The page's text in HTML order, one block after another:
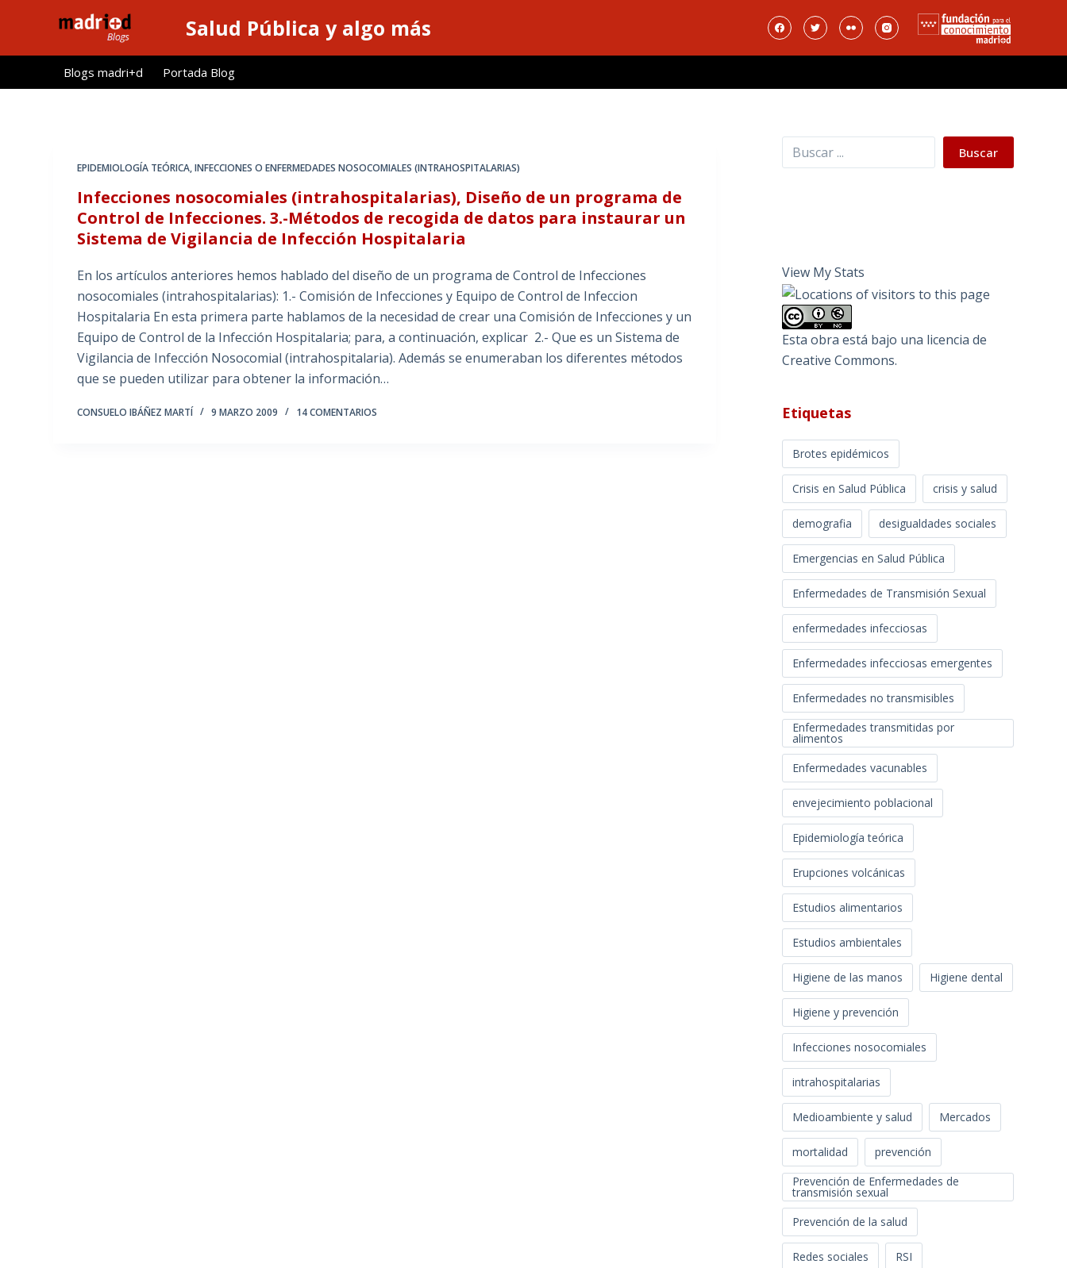
l
Salud Pública y algo más
Blogs madri+d Portada Blog
EPIDEMIOLOGÍA TEÓRICA,INFECCIONES O ENFERMEDADES NOSOCOMIALES (INTRAHOSPITALARIAS)
Infecciones nosocomiales (intrahospitalarias), Diseño de un programa de
Control de Infecciones. 3.-Métodos de recogida de datos para instaurar un
Sistema de Vigilancia de Infección Hospitalaria
En los artículos anteriores hemos hablado del diseño de un programa de Control de Infecciones
nosocomiales (intrahospitalarias): 1.- Comisión de Infecciones y Equipo de Control de Infeccion
Hospitalaria En esta primera parte hablamos de la necesidad de crear una Comisión de Infecciones y un
Equipo de Control de la Infección Hospitalaria; para, a continuación, explicar 2.- Que es un Sistema de
Vigilancia de Infección Nosocomial (intrahospitalaria). Además se enumeraban los diferentes métodos
que se pueden utilizar para obtener la información…
CONSUELO IBÁÑEZ MARTÍ 9 MARZO 2009 14 COMENTARIOS
Buscar Buscar
View My Stats
Esta obra está bajo una licencia de
Creative Commons.
Etiquetas
Brotes epidémicos
Crisis en Salud Pública crisis y salud
demografia desigualdades sociales
Emergencias en Salud Pública
Enfermedades de Transmisión Sexual
enfermedades infecciosas
Enfermedades infecciosas emergentes
Enfermedades no transmisibles
Enfermedades transmitidas por
alimentos
Enfermedades vacunables
envejecimiento poblacional
Epidemiología teórica
Erupciones volcánicas
Estudios alimentarios
Estudios ambientales
Higiene de las manos Higiene dental
Higiene y prevención
Infecciones nosocomiales
intrahospitalarias
Medioambiente y salud Mercados
mortalidad
prevención
Prevención de Enfermedades de
transmisión sexual
Prevención de la salud
Redes sociales RSI